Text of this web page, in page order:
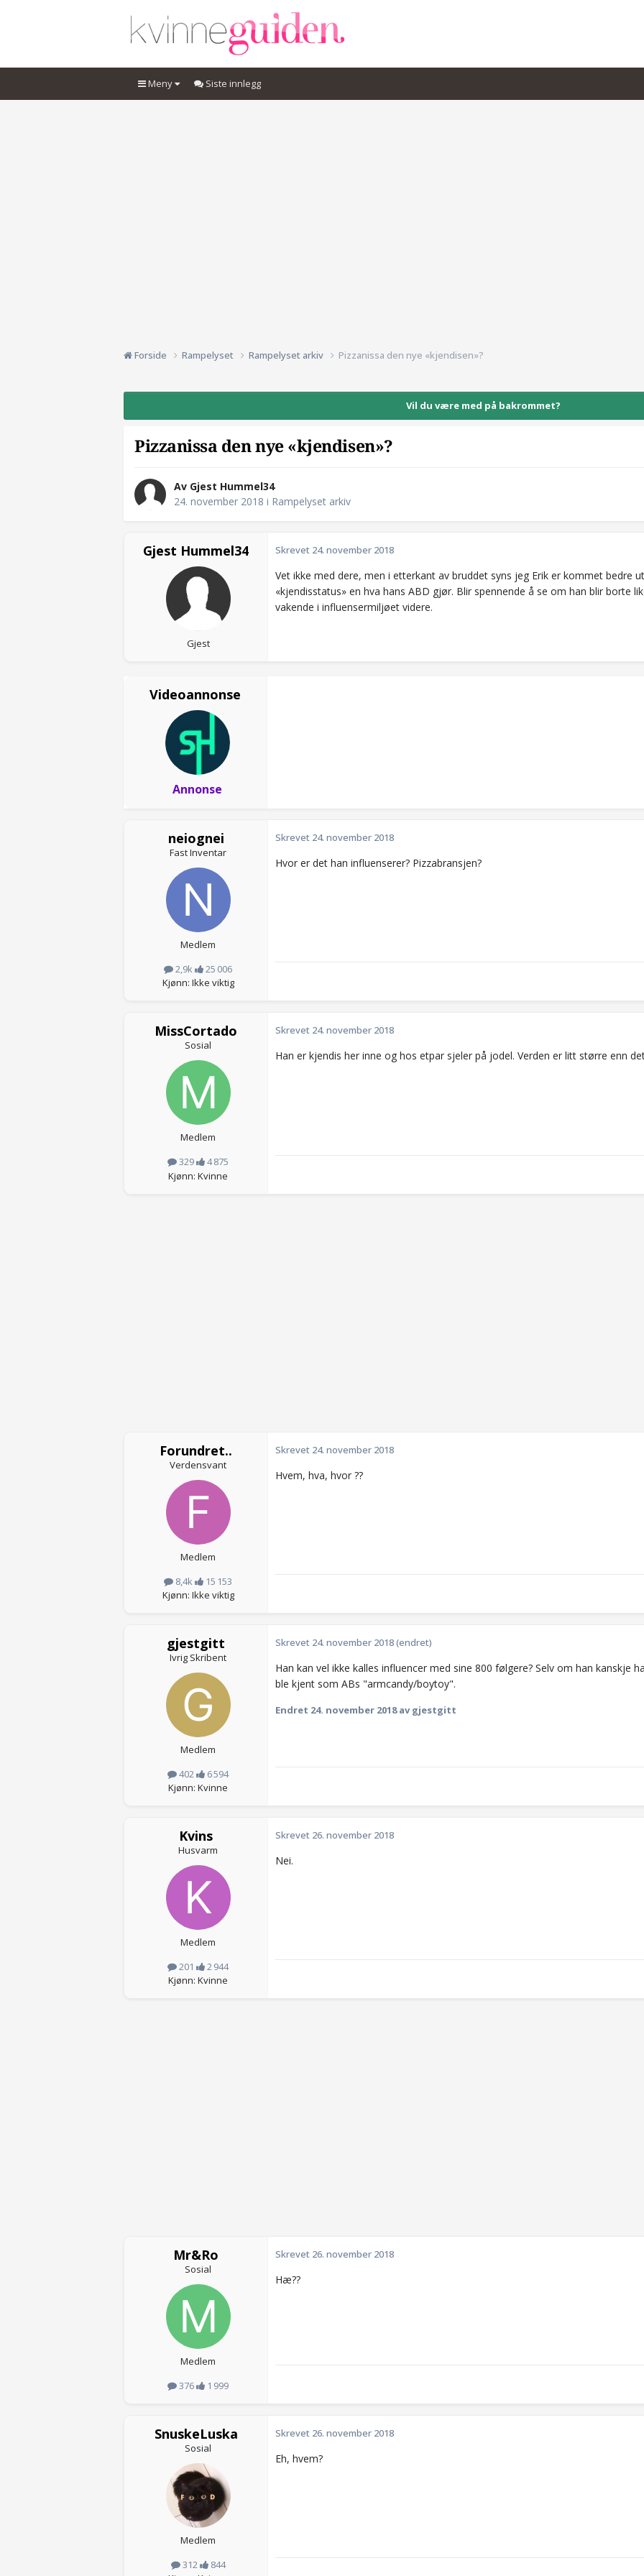
Meny Siste innlegg
Forside Rampelyset Rampelyset arkiv Pizzanissa den nye «kjendisen»?
Vil du være med på bakrommet?
Pizzanissa den nye «kjendisen»?
Av Gjest Hummel34
24. november 2018 i Rampelyset arkiv
Gjest Hummel34
Gjest
Skrevet 24. november 2018
Vet ikke med dere, men i etterkant av bruddet syns jeg Erik er kommet bedre
«kjendisstatus» en hva hans ABD gjør. Blir spennende å se om han blir borte
vakende i influensermiljøet videre.
Videoannonse
Annonse
neiognei
Fast Inventar
Medlem
2,9k
25 006
Kjønn: Ikke viktig
Skrevet 24. november 2018
Hvor er det han influenserer? Pizzabransjen?
MissCortado
Sosial
Medlem
329
4 875
Kjønn: Kvinne
Skrevet 24. november 2018
Han er kjendis her inne og hos etpar sjeler på jodel. Verden er litt større enn
Forundret..
Verdensvant
Medlem
8,4k
15 153
Kjønn: Ikke viktig
Skrevet 24. november 2018
Hvem, hva, hvor ??
gjestgitt
Ivrig Skribent
Medlem
402
6 594
Kjønn: Kvinne
Skrevet 24. november 2018(endret)
Han kan vel ikke kalles influencer med sine 800 følgere? Selv om han kanskje
ble kjent som ABs "armcandy/boytoy".
Endret 24. november 2018av gjestgitt
Kvins
Husvarm
Medlem
201
2 944
Kjønn: Kvinne
Skrevet 26. november 2018
Nei.
Mr&Ro
Sosial
Medlem
376
1 999
Skrevet 26. november 2018
Hæ??
SnuskeLuska
Sosial
Medlem
312
844
Skrevet 26. november 2018
Eh, hvem?